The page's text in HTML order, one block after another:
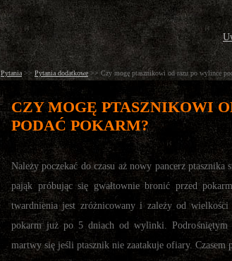
Pytania >>Pytania dodatkowe>> Czy mogę ptasznikowi od razu po wylince
CZY MOGĘ PTASZNIKOWI
PODAĆ POKARM?
Należy poczekać do czasu aż nowy pancerz
pająk próbując się gwałtownie bronić przed
twardnienia jest zróżnicowany i zależy od wielkości
pokarm już po 5 dniach od wylinki. Podrośniętym
martwy się jeśli ptasznik nie zaatakuje ofiary.